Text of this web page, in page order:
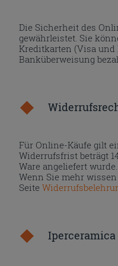
Die Sicherheit des
gewährleistet. Sie
Kreditkarten (Visa und
Banküberweisung
Für Online-Käufe gilt
Widerrufsfrist beträgt
Ware angeliefert wurde.
Wenn Sie mehr
Seite
Iperceramica